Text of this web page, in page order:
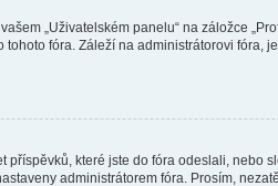
„Uživatelském panelu“ na záložce
fóra. Záleží na administrátorovi
které jste do fóra odeslali, nebo
administrátorem fóra. Prosím,